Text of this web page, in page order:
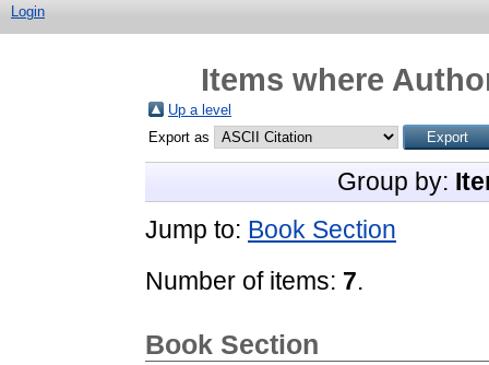
Login
Items where
Up a level
Export as
Group by:
Jump to: Book Section
Number of items: 7.
Book Section